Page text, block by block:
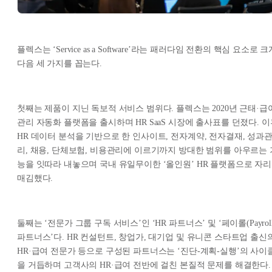
플렉스는 ‘Service as a Software’라는 패러다임 전환의 핵심 요소로 크
다음 세 가지를 꼽는다.
첫째는 제품이 지닌 독보적 서비스 범위다. 플렉스는 2020년 근태·급
관리 자동화 플랫폼을 출시하며 HR SaaS 시장에 출사표를 던졌다. 이
HR 데이터 분석을 기반으로 한 인사이트, 전자계약, 전자결재, 성과관
리, 채용, 단체보험, 비용관리에 이르기까지 방대한 범위를 아우르는
능을 잇따라 내놓으며 국내 유일무이한 ‘올인원’ HR 플랫폼으로 자리
매김했다.
둘째는 ‘전문가 그룹 구독 서비스’인 ‘HR 파트너스’ 및 ‘페이롤
파트너스’다. HR 컨설턴트, 창업가, 대기업 및 유니콘 스타트업 출신
HR·급여 전문가 등으로 구성된 파트너스는 ‘진단-계획-실행’의 사이
을 거듭하며 고객사의 HR·급여 전반에 걸친 본질적 문제를 해결한다.